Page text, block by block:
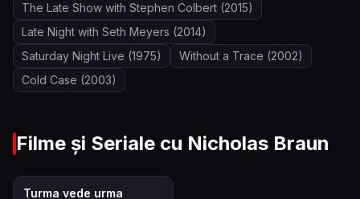
The Late Show with Stephen Colbert (2015)
Late Night with Seth Meyers (2014)
Saturday Night Live (1975) Without a Trace (2002)
Cold Case (2003)
Filme și Seriale cu Nicholas Braun
Turma vede urma